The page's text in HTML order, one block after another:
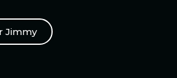
Jimmy